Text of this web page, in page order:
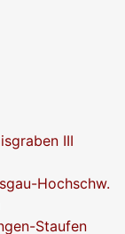
III
Hochschw.
Staufen